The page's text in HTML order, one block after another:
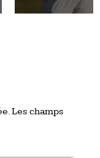
Les champs